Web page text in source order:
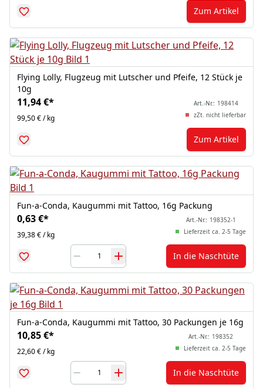
Zum Artikel
Flying Lolly, Flugzeug mit Lutscher und Pfeife, 12 Stück je
10g
11,94 €*
99,50 € / kg
Art.-Nr.: 198414
zZt. nicht lieferbar
Zum Artikel
Fun-a-Conda, Kaugummi mit Tattoo, 16g Packung
0,63 €*
39,38 € / kg
Art.-Nr.: 198352-1
Lieferzeit ca. 2-5 Tage
In die Naschtüte
Fun-a-Conda, Kaugummi mit Tattoo, 30 Packungen je 16g
10,85 €*
22,60 € / kg
Art.-Nr.: 198352
Lieferzeit ca. 2-5 Tage
In die Naschtüte